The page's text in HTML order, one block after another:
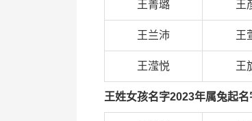
王菁璐 王
王兰沛 王
王滢悦 王
王姓女孩名字2023年属兔起名